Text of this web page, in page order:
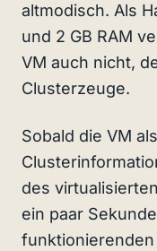
altmodisch. Als
und 2 GB RAM
VM auch nicht,
Clusterzeuge.
Sobald die VM
des
ein paar